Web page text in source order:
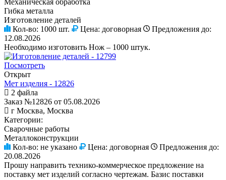
Гибка металла
Изготовление деталей
Кол-во: 1000 шт. Цена: договорная
Предложения до:
12.08.2026
Необходимо изготовить Нож – 1000 штук.
Посмотреть
Открыт
Мет изделия - 12826
2 файла
Заказ №12826 от 05.08.2026
г Москва, Москва
Категории:
Сварочные работы
Металлоконструкции
Кол-во: не указано Цена: договорная
Предложения до:
20.08.2026
Прошу направить технико-коммерческое предложение на
поставку мет изделий согласно чертежам. Базис поставки